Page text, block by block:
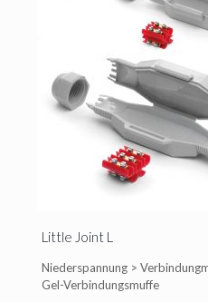
Little Joint L
Niederspannung >
Gel-Verbindungsmuffe